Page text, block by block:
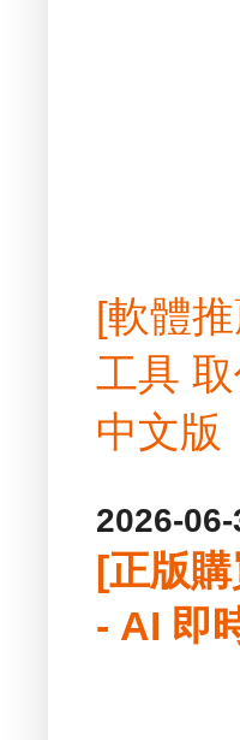
[軟體
工具
中文版
2026-06-
[正版
- AI 即